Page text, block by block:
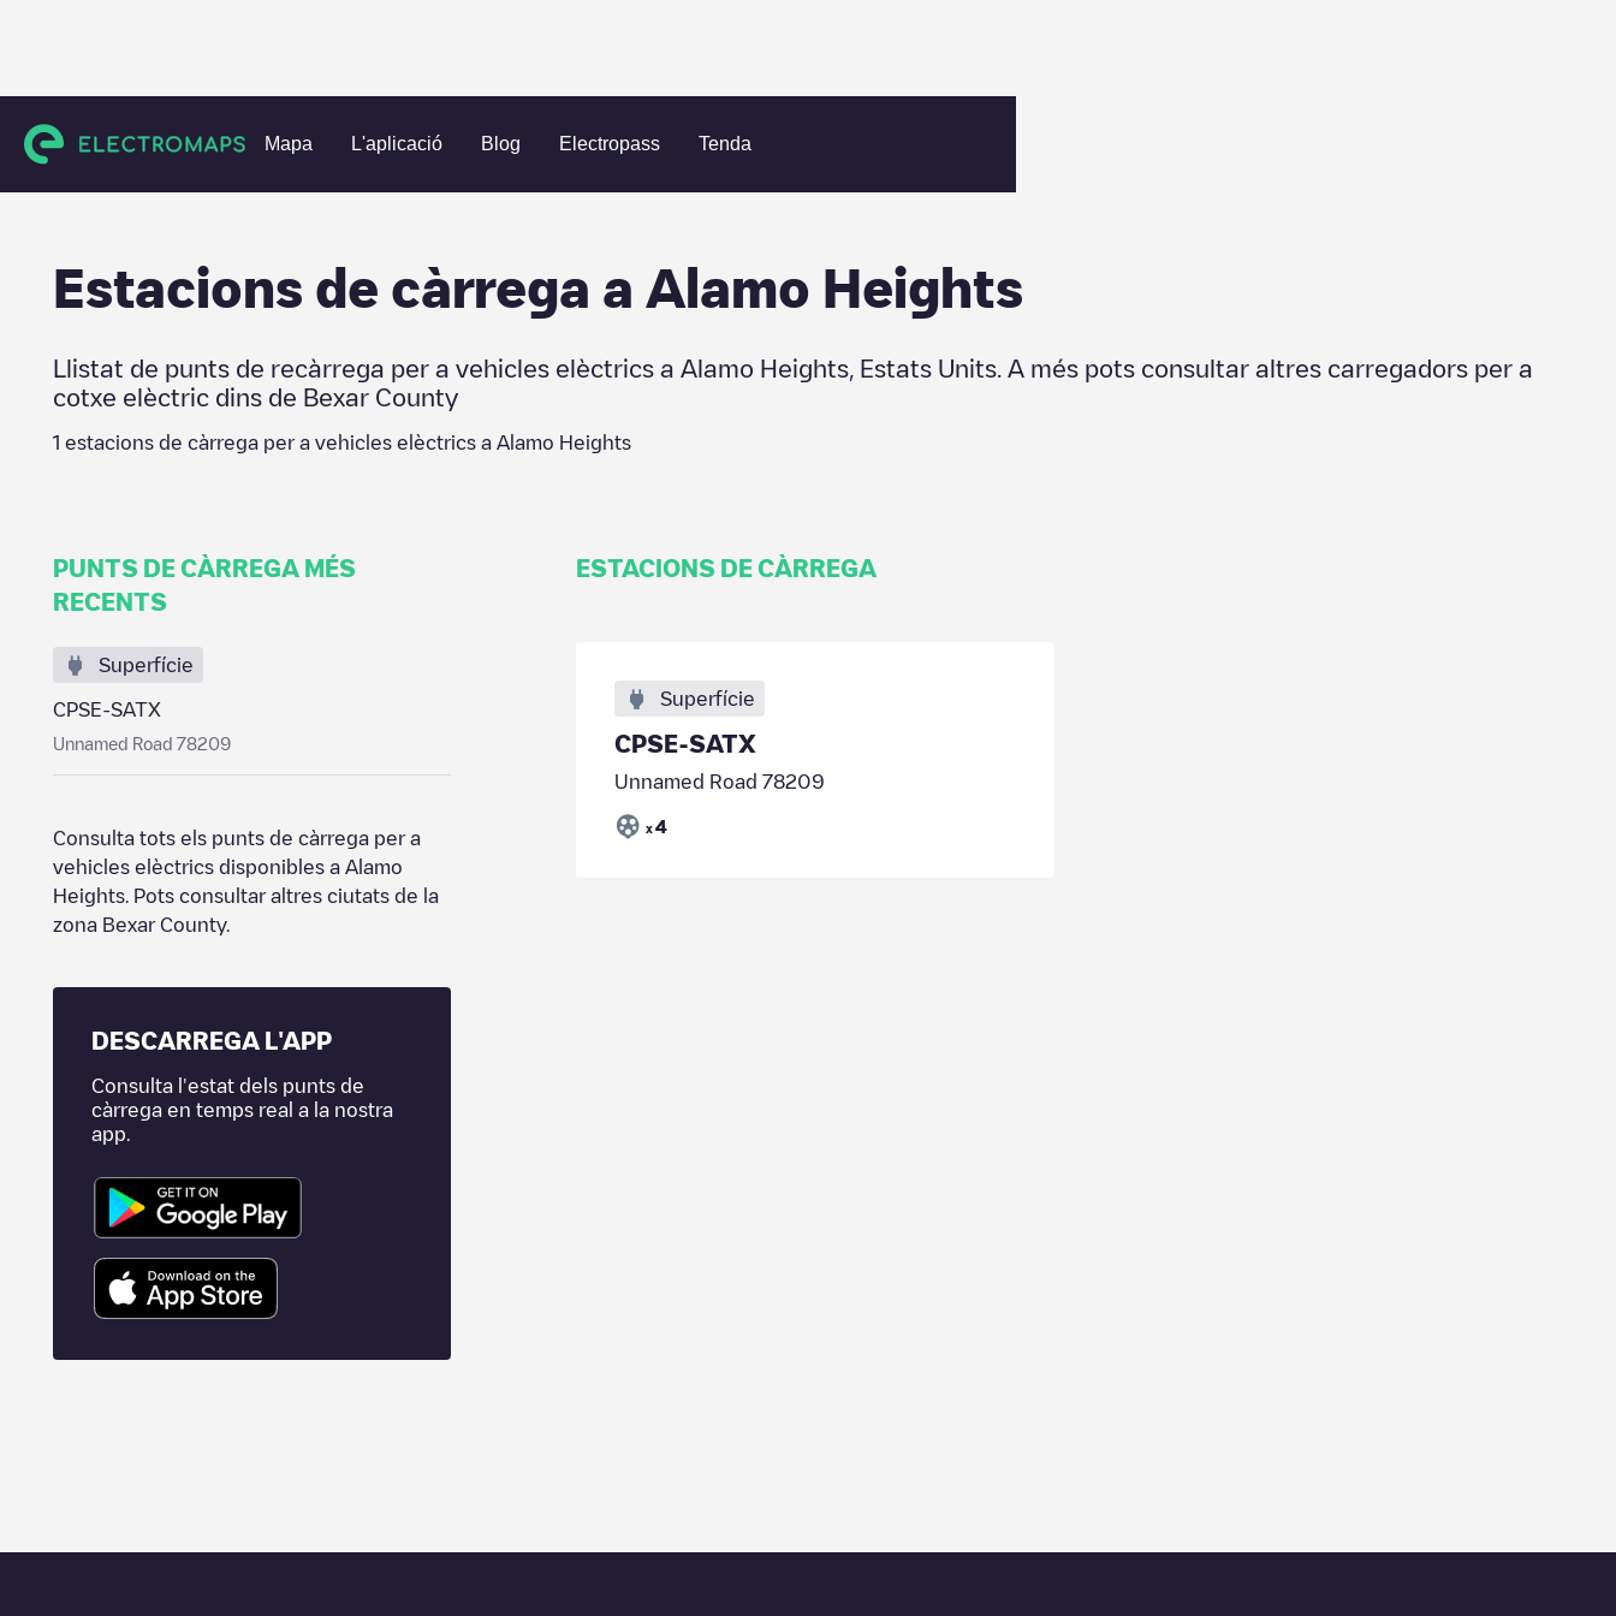
Mapa L'aplicació Blog Electropass Tenda
Charging stations Estats Units Bexar County Alamo Heights
Estacions de càrrega a Alamo Heights
Llistat de punts de recàrrega per a vehicles elèctrics a Alamo Heights Estats Units . A més pots consultar altres carregadors per a
cotxe elèctric dins de Bexar County
1 estacions de càrrega per a vehicles elèctrics a Alamo Heights
PUNTS DE CÀRREGA MÉS
RECENTS
Superfície
CPSE-SATX
Unnamed Road 78209
Consulta tots els punts de càrrega per a
vehicles elèctrics disponibles a Alamo
Heights . Pots consultar altres ciutats de la
zona Bexar County.
DESCARREGA L'APP
Consulta l'estat dels punts de
càrrega en temps real a la nostra
app.
ESTACIONS DE CÀRREGA
Superfície
CPSE-SATX
Unnamed Road 78209
x 4